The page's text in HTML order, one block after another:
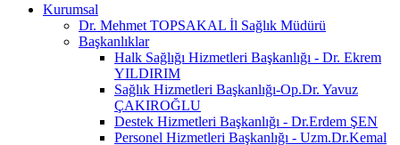
Kurumsal
Dr. Mehmet TOPSAKAL İl Sağlık Müdürü
Başkanlıklar
Halk Sağlığı Hizmetleri Başkanlığı - Dr. Ekrem
YILDIRIM
Sağlık Hizmetleri Başkanlığı-Op.Dr. Yavuz
ÇAKIROĞLU
Destek Hizmetleri Başkanlığı - Dr.Erdem ŞEN
Personel Hizmetleri Başkanlığı - Uzm.Dr.Kemal